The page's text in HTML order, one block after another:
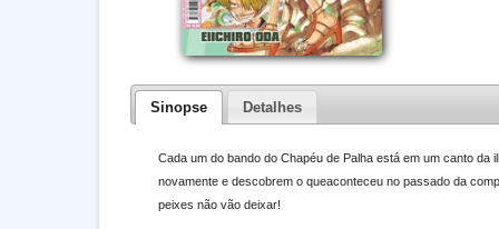
Sinopse Detalhes
Cada um do bando do Chapéu de Palha está em um canto
novamente e descobrem o queaconteceu no passado da
peixes não vão deixar!